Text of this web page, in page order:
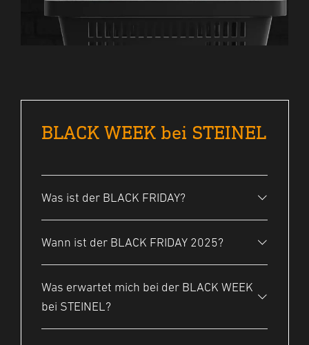
BLACK WEEK bei STEINEL
Was ist der BLACK FRIDAY?
Der BLACK FRIDAY fand seinen
Ursprung in den USA und
bezeichnet den Freitag nach dem
amerikanischen Erntedankfest
Wann ist der BLACK FRIDAY 2025?
Der BLACK FRIDAY findet immer
am letzten Freitag im November
statt. In diesem Jahr findet der
Was erwartet mich bei der BLACK WEEK
bei STEINEL?